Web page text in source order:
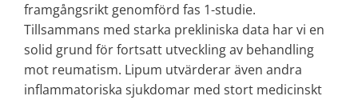
framgångsrikt genomförd fas 1-studie.
Tillsammans med starka prekliniska data har vi en
solid grund för fortsatt utveckling av behandling
mot reumatism. Lipum utvärderar även andra
inflammatoriska sjukdomar med stort medicinskt